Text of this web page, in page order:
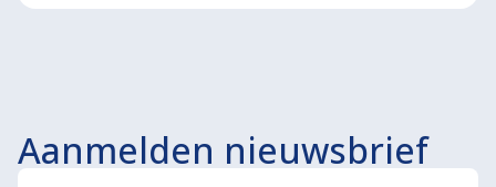
Aanmelden nieuwsbrief